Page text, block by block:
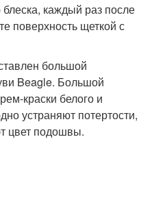
каждый раз после
поверхность щеткой с
большой
Beagle. Большой
краски белого и
устраняют потертости,
цвет подошвы.